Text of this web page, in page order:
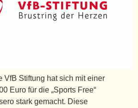
VfB Stiftung hat sich mit einer
Euro für die „Sports Free“
stark gemacht. Diese